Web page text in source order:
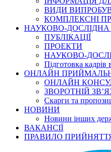
ВИДИ
КОМПЛЕКСНІ
НАУКОВО-ДОСЛІДНА
ПУБЛІКАЦІЇ
ПРОЕКТИ
НАУКОВО-
Підготовка кадрів
ОНЛАЙН
ОНЛАЙН
ЗВОРОТНІЙ
Скарги та
НОВИНИ
Новини інших
ВАКАНСІЇ
ПРАВИЛО